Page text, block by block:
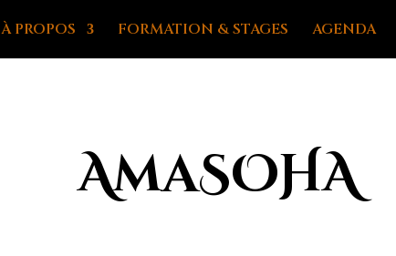
À PROPOS FORMATION & STAGES AGENDA
AmaSOHA